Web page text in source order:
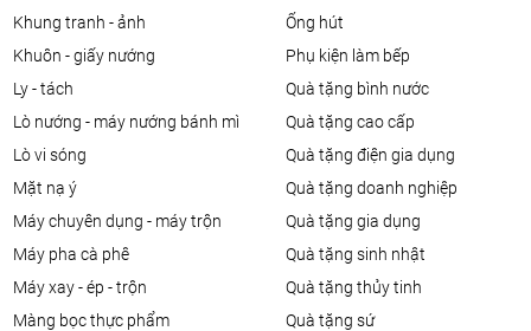
khung tranh - ảnh
khuôn - giấy nướng
ly - tách
lò nướng - máy nướng bánh mì
lò vi sóng
mặt nạ ý
máy chuyên dụng - máy trộn
máy pha cà phê
máy xay - ép - trộn
màng bọc thực phẩm
ống hút
phụ kiện làm bếp
quà tặng bình nước
quà tặng cao cấp
quà tặng điện gia dụng
quà tặng doanh nghiệp
quà tặng gia dụng
quà tặng sinh nhật
quà tặng thủy tinh
quà tặng sứ